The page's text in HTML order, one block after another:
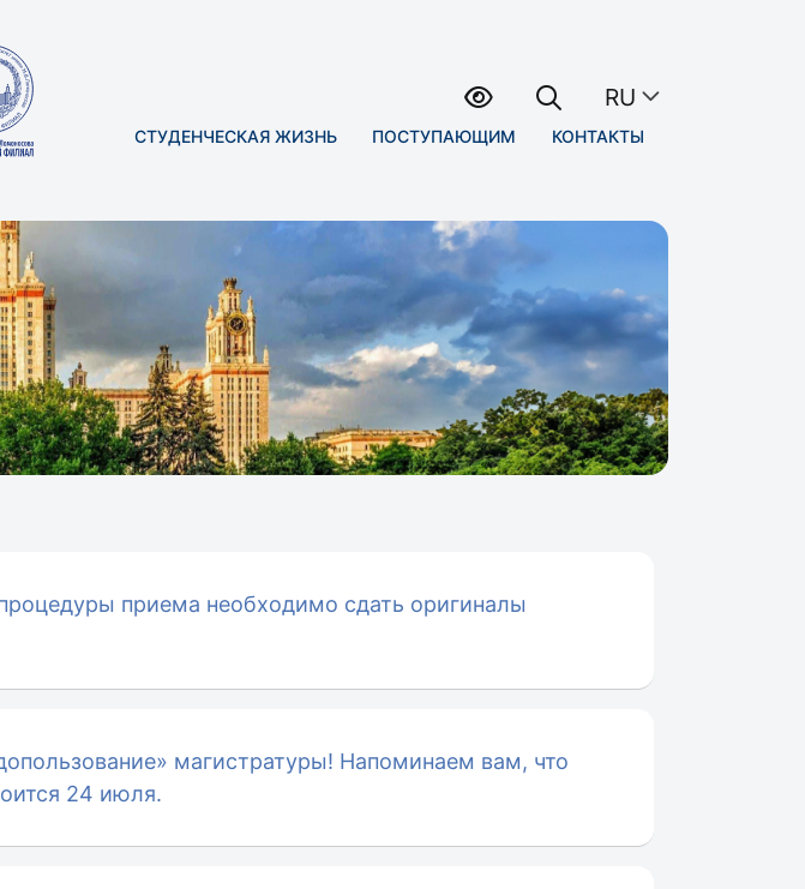
СТУДЕНЧЕСКАЯ ЖИЗНЬ ПОСТУПАЮЩИМ КОНТАКТЫ
RU
приема необходимо сдать оригиналы
магистратуры! Напоминаем вам, что
24 июля.